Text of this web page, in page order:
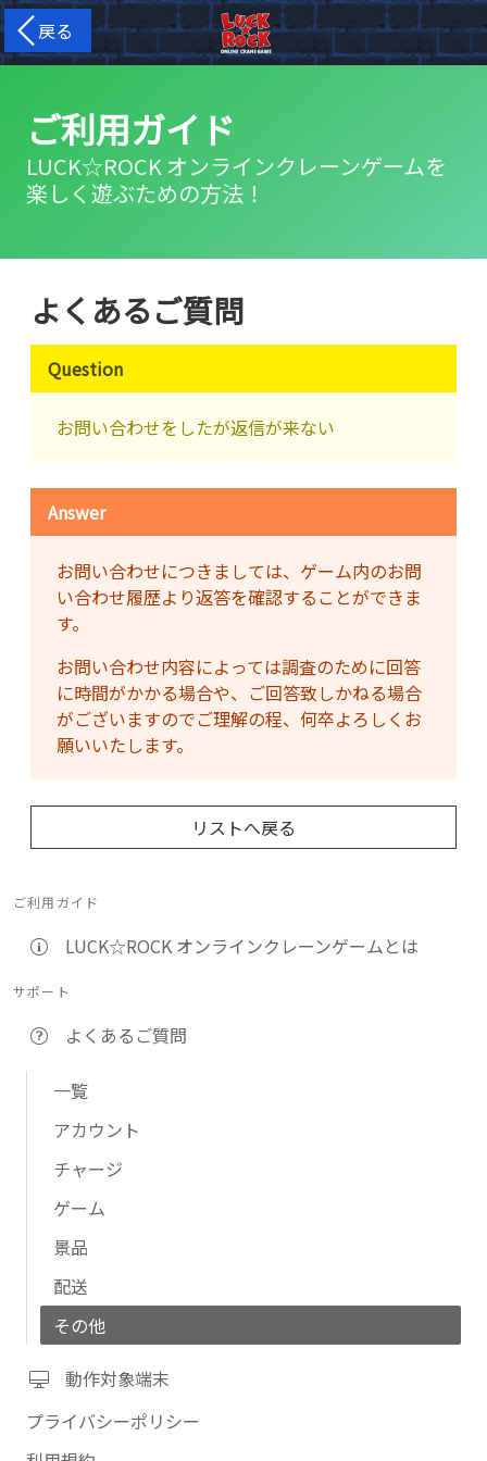
戻る
ご利用ガイド
LUCK☆ROCK オンラインクレーンゲームを
楽しく遊ぶための方法！
よくあるご質問
Question
お問い合わせをしたが返信が来ない
Answer
お問い合わせにつきましては、ゲーム内のお問
い合わせ履歴より返答を確認することができま
す。
お問い合わせ内容によっては調査のために回答
に時間がかかる場合や、ご回答致しかねる場合
がございますのでご理解の程、何卒よろしくお
願いいたします。
リストへ戻る
ご利用ガイド
LUCK☆ROCK オンラインクレーンゲームとは
サポート
よくあるご質問
一覧
アカウント
チャージ
ゲーム
景品
配送
その他
動作対象端末
プライバシーポリシー